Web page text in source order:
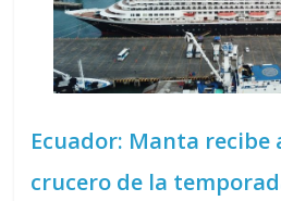
Ecuador: Manta recibe
crucero de la